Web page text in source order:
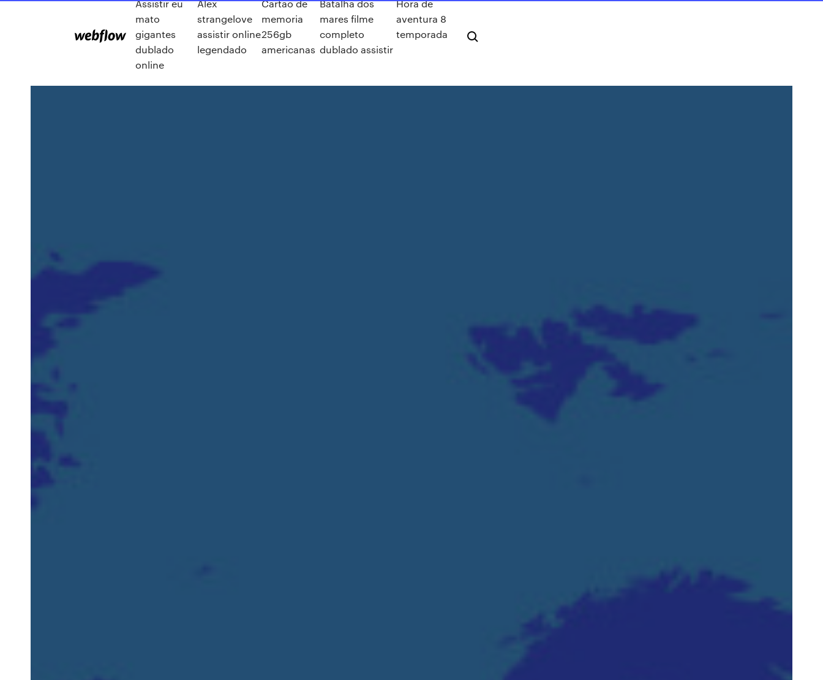
Assistir eu
mato
gigantes
dublado
online
Alex
strangelove
assistir online
legendado
Cartão de
memoria
256gb
americanas
Batalha dos
mares filme
completo
dublado assistir
Hora de
aventura 8
temporada